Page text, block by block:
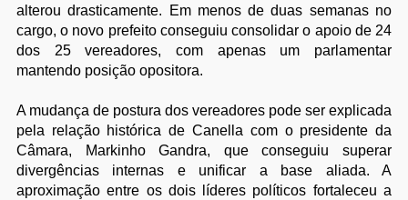
alterou drasticamente. Em menos de duas semanas no
cargo, o novo prefeito conseguiu consolidar o apoio de 24
dos 25 vereadores, com apenas um parlamentar
mantendo posição opositora.
A mudança de postura dos vereadores pode ser explicada
pela relação histórica de Canella com o presidente da
Câmara, Markinho Gandra, que conseguiu superar
divergências internas e unificar a base aliada. A
aproximação entre os dois líderes políticos fortaleceu a